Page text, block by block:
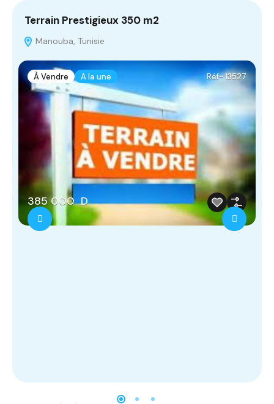
Terrain Prestigieux 350 m2
‫‪Manouba, Tunisie
À Vendre A la une Réf- 13527
385 000 D